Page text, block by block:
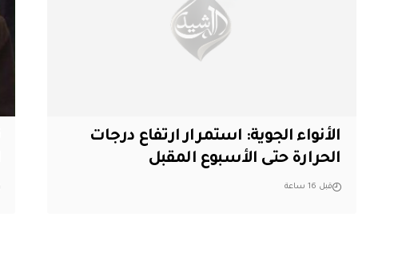
الأنواء الجوية: استمرار ارتفاع درجات
الحرارة حتى الأسبوع المقبل
قبل 16 ساعة